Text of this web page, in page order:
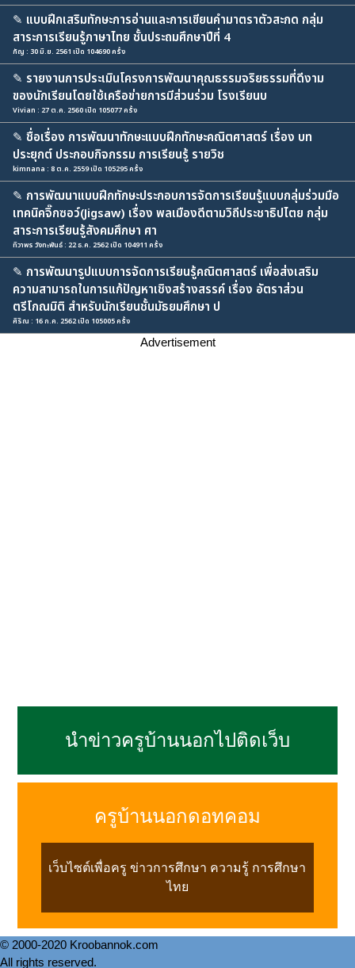
✎ แบบฝึกเสริมทักษะการอ่านและการเขียนคำมาตราตัวสะกด กลุ่ม
สาระการเรียนรู้ภาษาไทย ชั้นประถมศึกษาปีที่ 4
กัญ : 30 มิ.ย. 2561 เปิด 104690 ครั้ง
✎ รายงานการประเมินโครงการพัฒนาคุณธรรมจริยธรรมที่ดีงาม
ของนักเรียนโดยใช้เครือข่ายการมีส่วนร่วม โรงเรียนบ
Vivian : 27 ต.ค. 2560 เปิด 105077 ครั้ง
✎ ชื่อเรื่อง การพัฒนาทักษะแบบฝึกทักษะคณิตศาสตร์ เรื่อง บท
ประยุกต์ ประกอบกิจกรรม การเรียนรู้ รายวิช
kimnana : 8 ต.ค. 2559 เปิด 105295 ครั้ง
✎ การพัฒนาแบบฝึกทักษะประกอบการจัดการเรียนรู้แบบกลุ่มร่วมมือ
เทคนิคจิ๊กซอว์(Jigsaw) เรื่อง พลเมืองดีตามวิถีประชาธิปไตย กลุ่ม
สาระการเรียนรู้สังคมศึกษา ศา
ทิวาพร วังทะพันธ์ : 22 ธ.ค. 2562 เปิด 104911 ครั้ง
✎ การพัฒนารูปแบบการจัดการเรียนรู้คณิตศาสตร์ เพื่อส่งเสริม
ความสามารถในการแก้ปัญหาเชิงสร้างสรรค์ เรื่อง อัตราส่วน
ตรีโกณมิติ สำหรับนักเรียนชั้นมัธยมศึกษา ป
ศิริณ : 16 ก.ค. 2562 เปิด 105005 ครั้ง
Advertisement
นำข่าวครูบ้านนอกไปติดเว็บ
ครูบ้านนอกดอทคอม
เว็บไซต์เพื่อครู ข่าวการศึกษา ความรู้ การศึกษา
ไทย
© 2000-2020 Kroobannok.com
All rights reserved.